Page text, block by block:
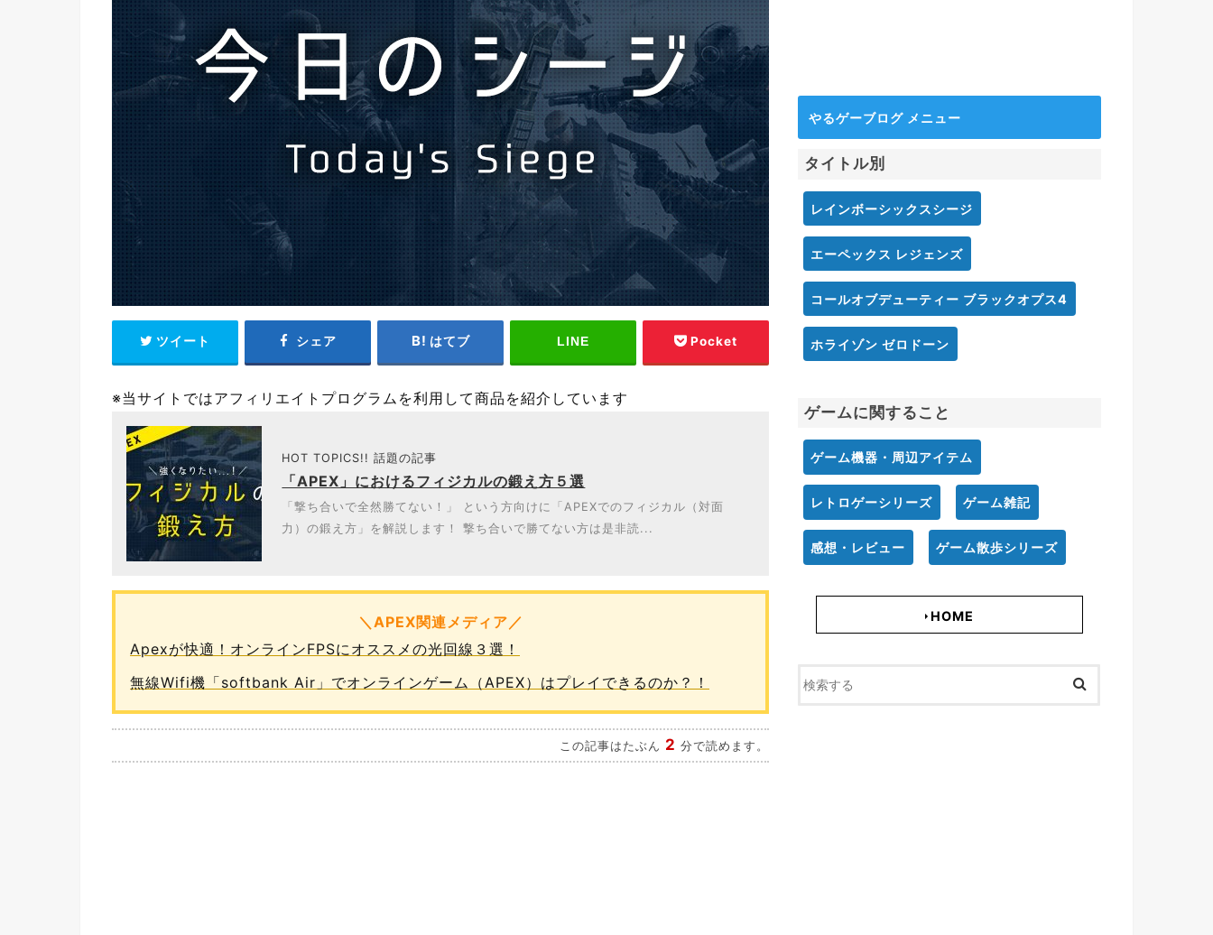
ツイート シェア はてブ LINE Pocket
※当サイトではアフィリエイトプログラムを利用して商品を紹介しています
HOT TOPICS!! 話題の記事
「APEX」におけるフィジカルの鍛え方５選
「撃ち合いで全然勝てない！」 という方向けに「APEXでのフィジカル（対面
力）の鍛え方」を解説します！ 撃ち合いで勝てない方は是非読...
＼APEX関連メディア／
Apexが快適！オンラインFPSにオススメの光回線３選！
無線Wifi機「softbank Air」でオンラインゲーム（APEX）はプレイできるのか？！
この記事はたぶん 2 分で読めます。
やるゲーブログ メニュー
タイトル別
レインボーシックスシージ
エーペックス レジェンズ
コールオブデューティー ブラックオプス4
ホライゾン ゼロドーン
ゲームに関すること
ゲーム機器・周辺アイテム
レトロゲーシリーズ ゲーム雑記
感想・レビュー ゲーム散歩シリーズ
HOME